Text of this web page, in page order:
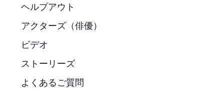
ヘルプアウト
アクターズ（俳優）
ビデオ
ストーリーズ
よくあるご質問